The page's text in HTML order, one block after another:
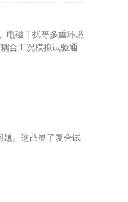
电磁干扰等多重环境
合工况模拟试验通
题。这凸显了复合试